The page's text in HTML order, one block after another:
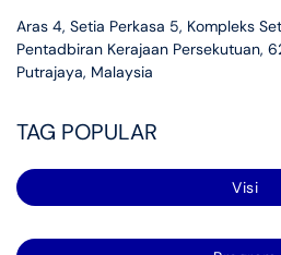
Aras 4, Setia Perkasa 5, Kompleks
Pentadbiran Kerajaan Persekutuan,
Putrajaya, Malaysia
TAG POPULAR
Visi